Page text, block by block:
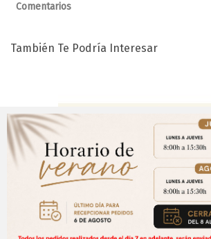
Comentarios
También Te Podría Interesar
Aviso Importante
¡Regístrate para acceder a los precios y
tus pedidos online.!
Puedes hacerlo desdeAqui!